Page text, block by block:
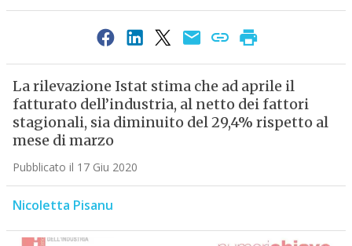
La rilevazione Istat stima che ad aprile il
fatturato dell’industria, al netto dei fattori
stagionali, sia diminuito del 29,4% rispetto al
mese di marzo
Pubblicato il 17 Giu 2020
Nicoletta Pisanu